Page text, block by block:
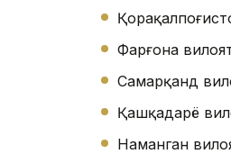
Фарғона
Самарқанд
Қашқадарё
Наманган